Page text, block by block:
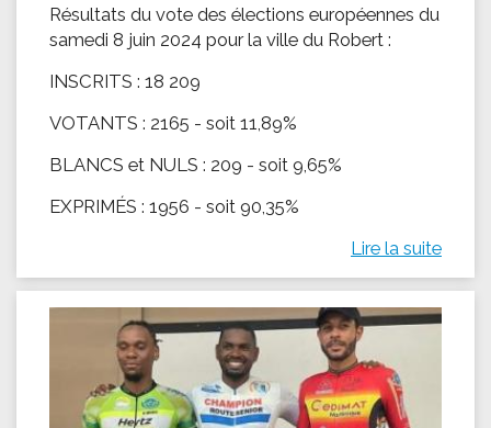
Résultats du vote des élections européennes du
samedi 8 juin 2024 pour la ville du Robert :
INSCRITS : 18 209
VOTANTS : 2165 - soit 11,89%
BLANCS et NULS : 209 - soit 9,65%
EXPRIMÉS : 1956 - soit 90,35%
Lire la suite